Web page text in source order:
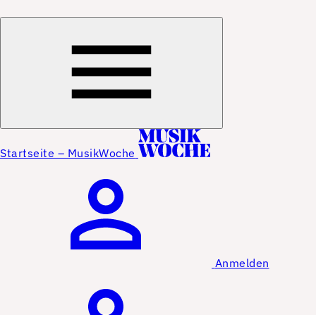
Startseite – MusikWoche
Anmelden